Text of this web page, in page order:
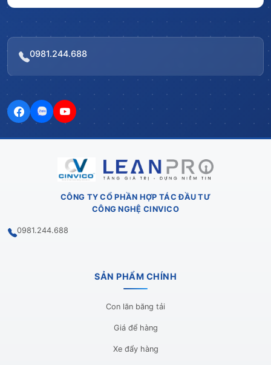
0981.244.688
CÔNG TY CỔ PHẦN HỢP TÁC ĐẦU TƯ
CÔNG NGHỆ CINVICO
0981.244.688
SẢN PHẨM CHÍNH
Con lăn băng tải
Giá để hàng
Xe đẩy hàng